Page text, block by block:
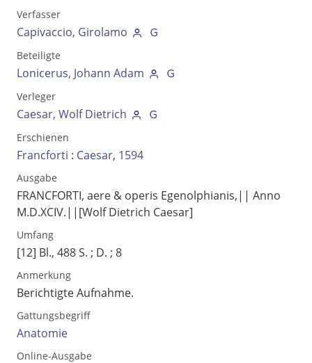
Volltext und Inhaltsverzeichnis
Suchbegriff
Ausgabe-Optionen
Rechtstrunkierung
aus
Verfasser
Capivaccio, Girolamo
Beteiligte
Lonicerus, Johann Adam
Verleger
Caesar, Wolf Dietrich
Erschienen
Francforti : Caesar, 1594
Ausgabe
FRANCFORTI, aere & operis Egenolphianis,|| Anno
M.D.XCIV.||[Wolf Dietrich Caesar]
Umfang
[12] Bl., 488 S. ; D. ; 8
Anmerkung
Berichtigte Aufnahme.
Gattungsbegriff
Anatomie
Online-Ausgabe